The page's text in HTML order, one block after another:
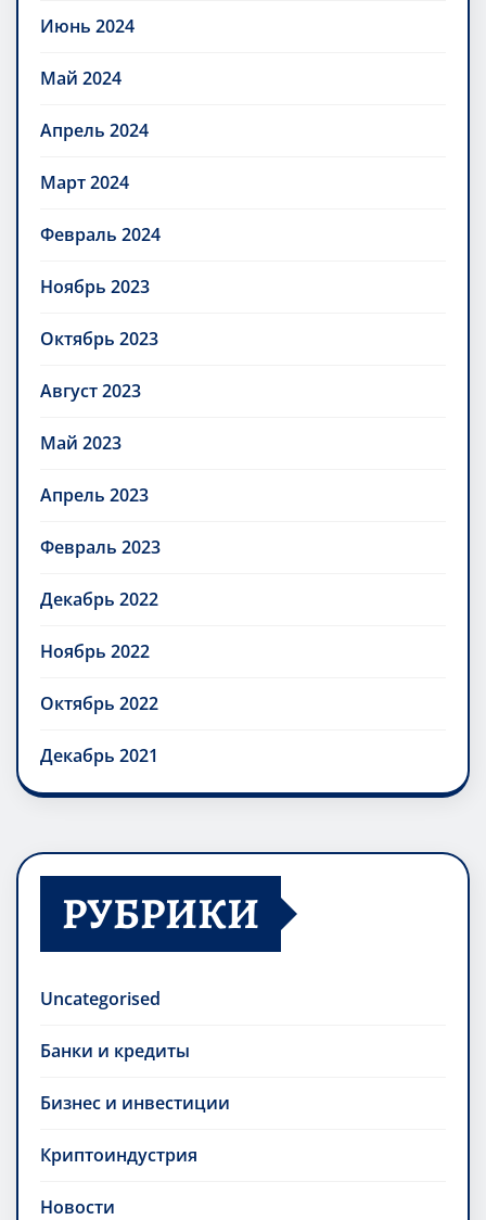
Июнь 2024
Май 2024
Апрель 2024
Март 2024
Февраль 2024
Ноябрь 2023
Октябрь 2023
Август 2023
Май 2023
Апрель 2023
Февраль 2023
Декабрь 2022
Ноябрь 2022
Октябрь 2022
Декабрь 2021
РУБРИКИ
Uncategorised
Банки и кредиты
Бизнес и инвестиции
Криптоиндустрия
Новости